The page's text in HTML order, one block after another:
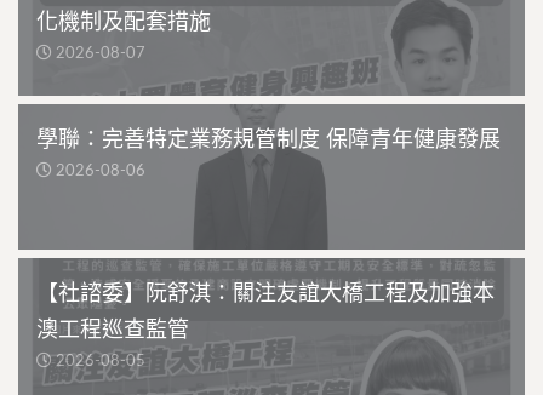
化機制及配套措施
2026-08-07
學聯：完善特定業務規管制度 保障青年健康發展
2026-08-06
【社諮委】阮舒淇：關注友誼大橋工程及加強本
澳工程巡查監管
2026-08-05